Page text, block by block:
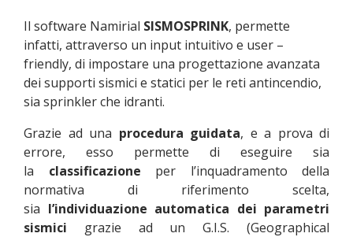
Il software Namirial SISMOSPRINK, permette
infatti, attraverso un input intuitivo e user –
friendly, di impostare una progettazione avanzata
dei supporti sismici e statici per le reti antincendio,
sia sprinkler che idranti.
Grazie ad una procedura guidata, e a prova di
errore, esso permette di eseguire sia
la classificazione per l’inquadramento della
normativa di riferimento scelta,
sia l’individuazione automatica dei parametri
sismici grazie ad un G.I.S. (Geographical